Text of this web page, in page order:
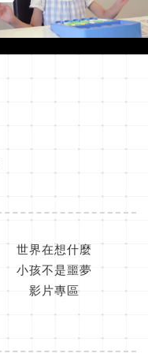
世界在想什麼
小孩不是噩夢
影片專區